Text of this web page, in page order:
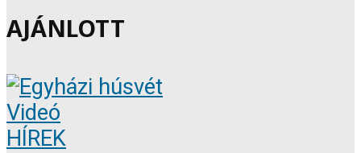
AJÁNLOTT
Videó
HÍREK